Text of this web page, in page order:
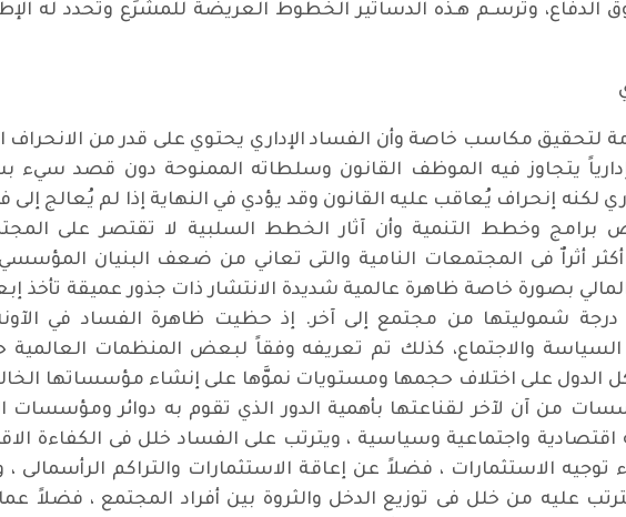
الدفاع، وترسـم هـذه الدساتير الخطوط العريضة للمشرِّع وتُحدد له
مكاسب خاصة وأن الفساد الإداري يحتوي على قدر من الانحراف
يتجاوز فيه الموظف القانون وسلطاته الممنوحة دون قصد سيء
لكنه إنحراف يُعاقب عليه القانون وقد يؤدي في النهاية إذا لم يُعالج إلى
وخطط التنمية وأن آثار الخطط السلبية لا تقتصر على
أكثر أثراٌ فى المجتمعات النامية والتى تعاني من ضعف البنيان
بصورة خاصة ظاهرة عالمية شديدة الانتشار ذات جذور عميقة تأخذ
شموليتها من مجتمع إلى آخر. إذ حظيت ظاهرة الفساد في الآونة
السياسة والاجتماع، كذلك تم تعريفه وفقاً لبعض المنظمات
على اختلاف حجمها ومستويات نموَّها على إنشاء مؤسساتها
من آن لآخر لقناعتها بأهمية الدور الذي تقوم به دوائر ومؤسسات
واجتماعية وسياسية ، ويترتب على الفساد خلل فى الكفاءة
الاستثمارات ، فضلاً عن إعاقة الاستثمارات والتراكم الرأسمالى
يترتب عليه من خلل فى توزيع الدخل والثروة بين أفراد المجتمع ، فضلاً